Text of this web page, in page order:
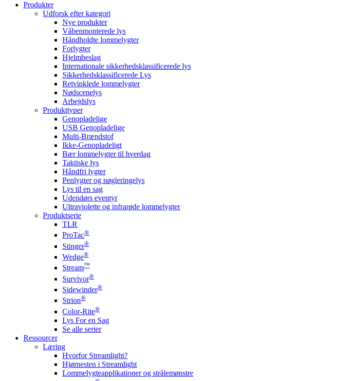
Produkter
Udforsk efter kategori
Nye produkter
Våbenmonterede lys
Håndholdte lommelygter
Forlygter
Hjelmbeslag
Internationale sikkerhedsklassificerede lys
Sikkerhedsklassificerede Lys
Retvinklede lommelygter
Nødscenelys
Arbejdslys
Produkttyper
Genopladelige
USB Genopladelige
Multi-Brændstof
Ikke-Genopladeligt
Bær lommelygter til hverdag
Taktiske lys
Håndfri lygter
Penlygter og nøgleringelys
Lys til en sag
Udendørs eventyr
Ultraviolette og infrarøde lommelygter
Produktserie
TLR
ProTac®
Stinger®
Wedge®
Stream™
Survivor®
Sidewinder®
Strion®
Color-Rite®
Lys For en Sag
Se alle serier
Ressourcer
Læring
Hvorfor Streamlight?
Hjørnesten i Streamlight
Lommelygteapplikationer og strålemønstre